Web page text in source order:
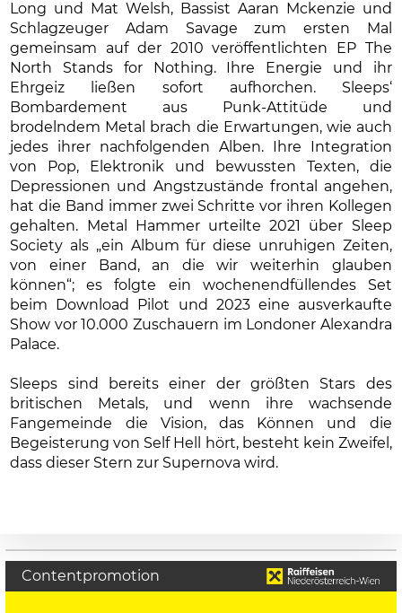
Long und Mat Welsh, Bassist Aaran Mckenzie und
Schlagzeuger Adam Savage zum ersten Mal
gemeinsam auf der 2010 veröffentlichten EP The
North Stands for Nothing. Ihre Energie und ihr
Ehrgeiz ließen sofort aufhorchen. Sleeps‘
Bombardement aus Punk-Attitüde und
brodelndem Metal brach die Erwartungen, wie auch
jedes ihrer nachfolgenden Alben. Ihre Integration
von Pop, Elektronik und bewussten Texten, die
Depressionen und Angstzustände frontal angehen,
hat die Band immer zwei Schritte vor ihren Kollegen
gehalten. Metal Hammer urteilte 2021 über Sleep
Society als „ein Album für diese unruhigen Zeiten,
von einer Band, an die wir weiterhin glauben
können“; es folgte ein wochenendfüllendes Set
beim Download Pilot und 2023 eine ausverkaufte
Show vor 10.000 Zuschauern im Londoner Alexandra
Palace.
Sleeps sind bereits einer der größten Stars des
britischen Metals, und wenn ihre wachsende
Fangemeinde die Vision, das Können und die
Begeisterung von Self Hell hört, besteht kein Zweifel,
dass dieser Stern zur Supernova wird.
Contentpromotion